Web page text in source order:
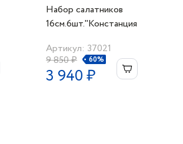
Набор салатников
16см.6шт."Констанция
Артикул: 37021
9 850 ₽
60%
3 940 ₽